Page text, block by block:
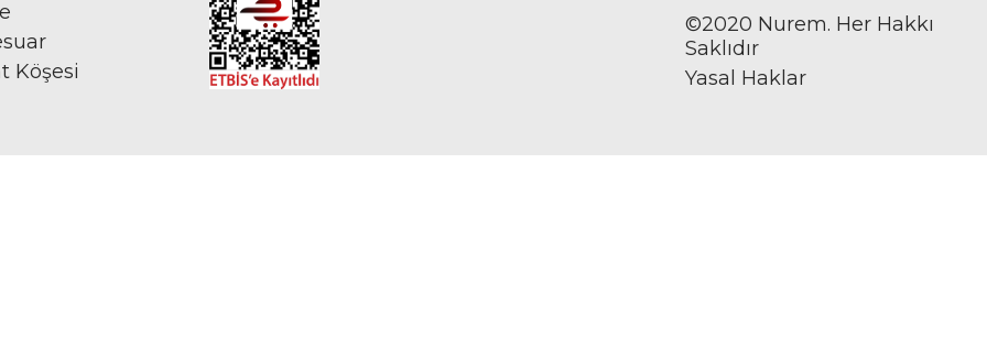
©2020 Nurem. Her Hakkı
Saklıdır
Yasal Haklar
Köşesi